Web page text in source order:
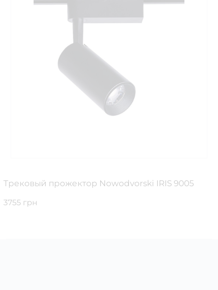
Трековый прожектор Nowodvorski IRIS 9005
3755 грн